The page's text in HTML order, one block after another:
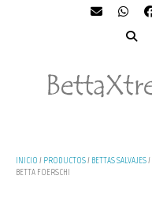
INICIO / PRODUCTOS/ BETTAS SALVAJES/
BETTA FOERSCHI